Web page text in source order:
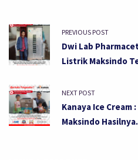
PREVIOUS POST
Dwi Lab
Listrik Maksindo
NEXT POST
Kanaya Ice Cream
Maksindo